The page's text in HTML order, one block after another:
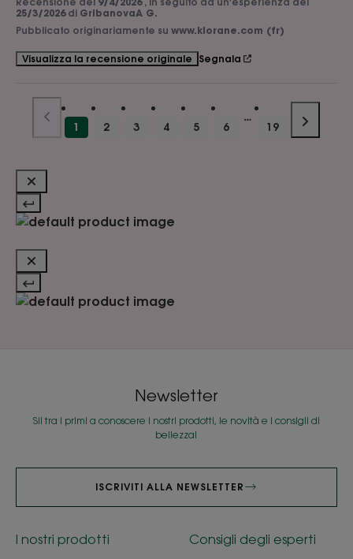
25/3/2026 di GribanovaA G.
Pubblicato originariamente su www.klorane.com (fr)
Visualizza la recensione originale Segnala
1 2 3 4 5 6 19
Newsletter
Sii tra i primi a conoscere i nostri prodotti, le novità e i consigli di
bellezza!
ISCRIVITI ALLA NEWSLETTER
I nostri prodotti Consigli degli esperti